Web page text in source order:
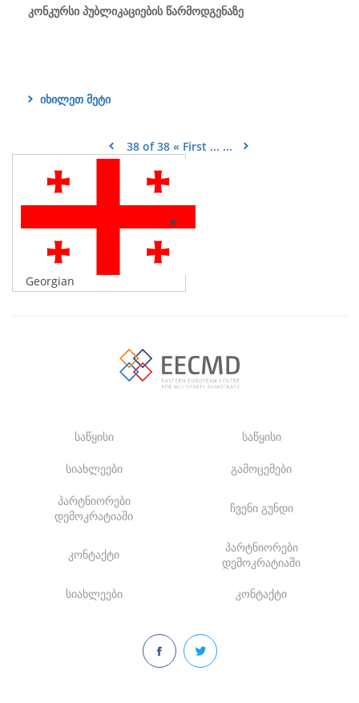
კონკურსი პუბლიკაციების წარმოდგენაზე
იხილეთ მეტი
38 of 38 « First ... ...
Georgian
საწყისი საწყისი
სიახლეები გამოცემები
პარტნიორები
დემოკრატიაში
ჩვენი გუნდი
კონტაქტი
პარტნიორები
დემოკრატიაში
სიახლეები კონტაქტი